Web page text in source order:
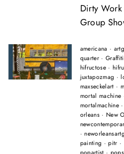
Dirty
Group
americana ·
quarter ·Graffiti
hifructose ·
juxtapozmag ·
maxseckelart ·
mortal machine
mortalmachine ·
orleans · New
·
painting ·pitr ·